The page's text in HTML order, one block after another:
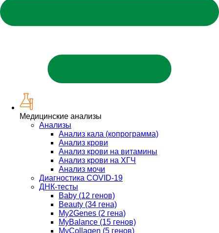
Медицинские анализы
Анализы
Анализ кала (копрограмма)
Анализ крови
Анализ крови на витамины
Анализ крови на ХГЧ
Анализ мочи
Диагностика COVID-19
ДНК-тесты
Baby (12 генов)
Beauty (34 гена)
My2Genes (2 гена)
MyBalance (15 генов)
MyCollagen (5 генов)